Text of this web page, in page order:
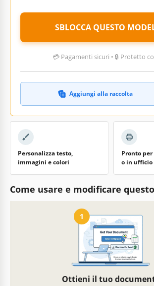
SBLOCCA QUESTO
💳 Pagamenti sicuri • 🔒 Protetto
Aggiungi alla raccolta
Personalizza testo,
immagini e colori
Pronto per
o in ufficio
Come usare e modificare
1
Ottieni il tuo